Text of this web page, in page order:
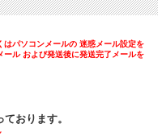
パソコンメールの 迷惑メール設定を
ル および発送後に発送完了メールを
おります。